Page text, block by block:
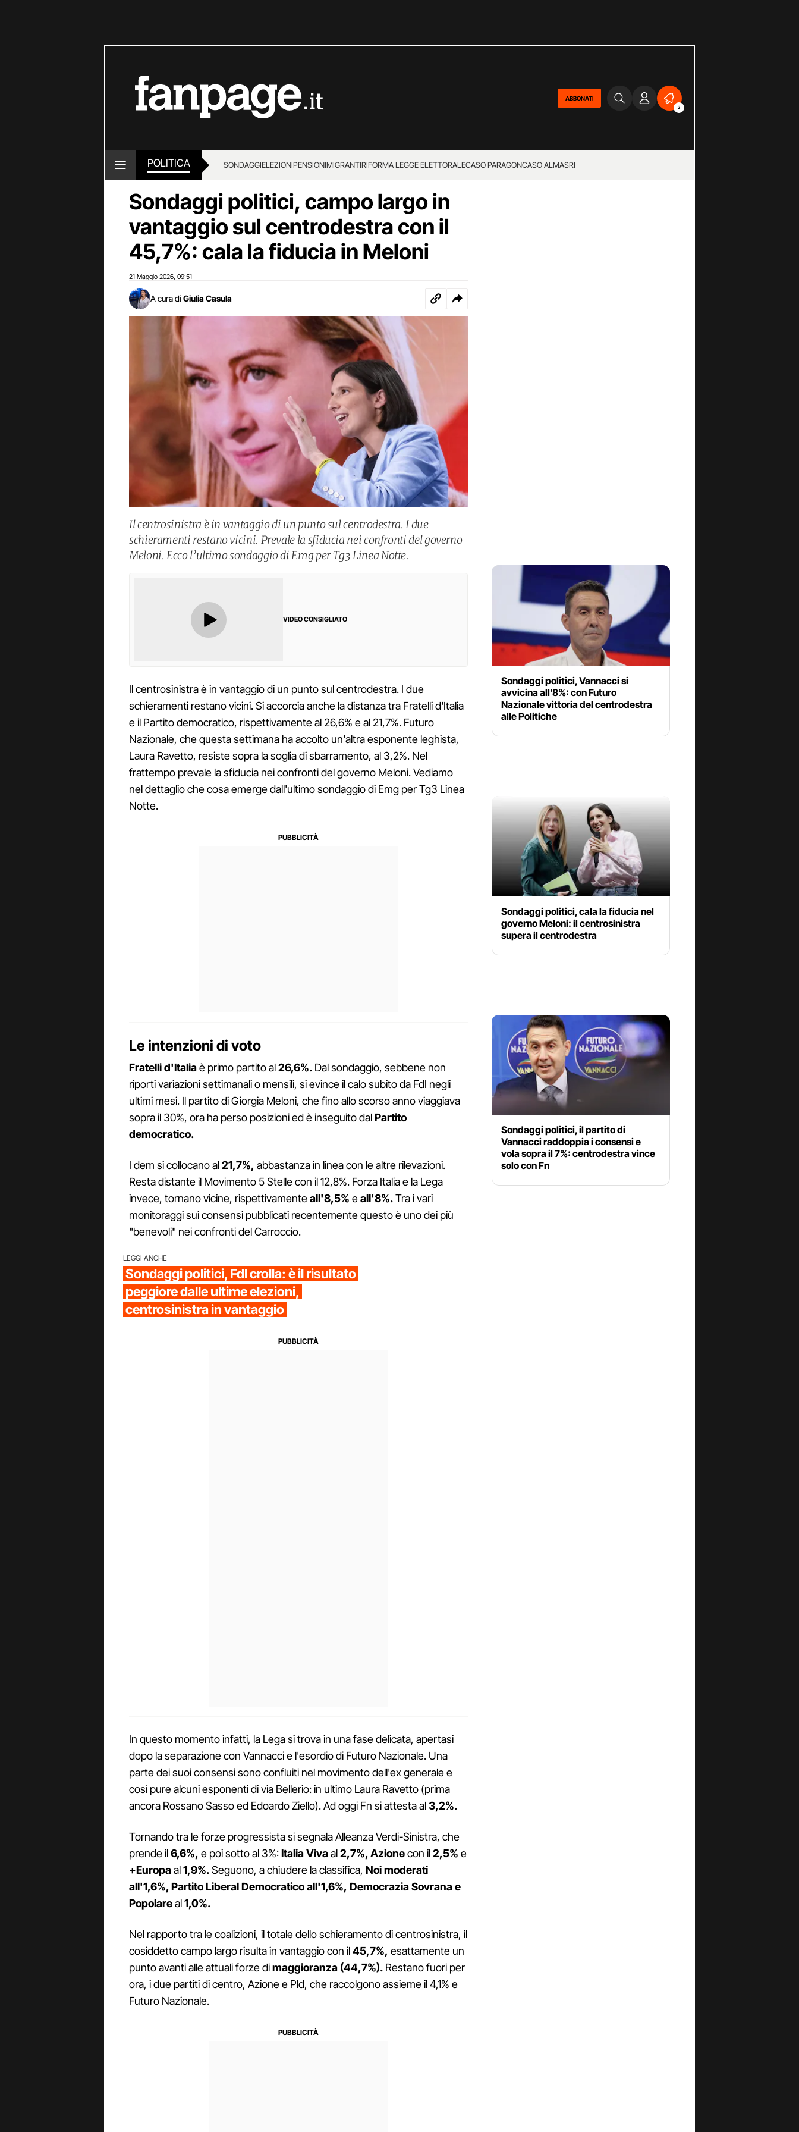
ABBONATI
2
POLITICA SONDAGGIELEZIONIPENSIONIMIGRANTIRIFORMA LEGGE ELETTORALECASO PARAGONCASO ALMASRI
Sondaggi politici, campo largo in
vantaggio sul centrodestra con il
45,7%: cala la fiducia in Meloni
21 Maggio 2026 09:51
A cura di Giulia Casula
Il centrosinistra è in vantaggio di un punto sul centrodestra. I due
schieramenti restano vicini. Prevale la sfiducia nei confronti del governo
Meloni. Ecco l’ultimo sondaggio di Emg per Tg3 Linea Notte.
VIDEO CONSIGLIATO
Il centrosinistra è in vantaggio di un punto sul centrodestra. I due
schieramenti restano vicini. Si accorcia anche la distanza tra Fratelli d'Italia
e il Partito democratico, rispettivamente al 26,6% e al 21,7%. Futuro
Nazionale, che questa settimana ha accolto un'altra esponente leghista,
Laura Ravetto, resiste sopra la soglia di sbarramento, al 3,2%. Nel
frattempo prevale la sfiducia nei confronti del governo Meloni. Vediamo
nel dettaglio che cosa emerge dall'ultimo sondaggio di Emg per Tg3 Linea
Notte.
Le intenzioni di voto
Fratelli d'Italiaè primo partito al26,6%. Dal sondaggio, sebbene non
riporti variazioni settimanali o mensili, si evince il calo subito da FdI negli
ultimi mesi. Il partito di Giorgia Meloni, che fino allo scorso anno viaggiava
sopra il 30%, ora ha perso posizioni ed è inseguito dalPartito
democratico.
I dem si collocano al21,7%, abbastanza in linea con le altre rilevazioni.
Resta distante il Movimento 5 Stelle con il 12,8%. Forza Italia e la Lega
invece, tornano vicine, rispettivamenteall'8,5% eall'8%.Tra i vari
monitoraggi sui consensi pubblicati recentemente questo è uno dei più
"benevoli" nei confronti del Carroccio.
LEGGI ANCHE
Sondaggi politici, FdI crolla: è il risultato
peggiore dalle ultime elezioni,
centrosinistra in vantaggio
In questo momento infatti, la Lega si trova in una fase delicata, apertasi
dopo la separazione con Vannacci e l'esordio di Futuro Nazionale. Una
parte dei suoi consensi sono confluiti nel movimento dell'ex generale e
così pure alcuni esponenti di via Bellerio: in ultimo Laura Ravetto (prima
ancora Rossano Sasso ed Edoardo Ziello). Ad oggi Fn si attesta al3,2%.
Tornando tra le forze progressista si segnala Alleanza Verdi-Sinistra, che
prende il6,6%, e poi sotto al 3%:Italia Vivaal2,7%, Azionecon il2,5% e
+Europaal1,9%.Seguono, a chiudere la classifica, Noi moderati
all'1,6%, Partito Liberal Democratico all'1,6%, Democrazia Sovrana e
Popolareal1,0%.
Nel rapporto tra le coalizioni, il totale dello schieramento di centrosinistra, il
cosiddetto campo largo risulta in vantaggio con il45,7%, esattamente un
punto avanti alle attuali forze dimaggioranza (44,7%). Restano fuori per
ora, i due partiti di centro, Azione e Pld, che raccolgono assieme il 4,1% e
Futuro Nazionale.
Sondaggi politici, Vannacci si
avvicina all’8%: con Futuro
Nazionale vittoria del centrodestra
alle Politiche
Sondaggi politici, cala la fiducia nel
governo Meloni: il centrosinistra
supera il centrodestra
Sondaggi politici, il partito di
Vannacci raddoppia i consensi e
vola sopra il 7%: centrodestra vince
solo con Fn